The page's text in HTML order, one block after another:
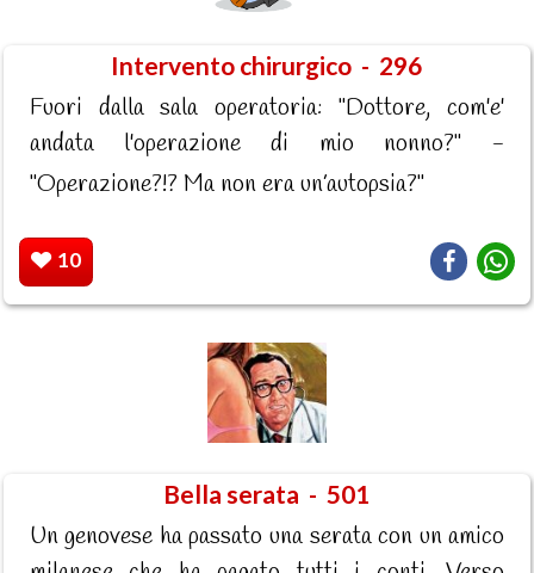
Intervento chirurgico - 296
Fuori dalla sala operatoria: "Dottore, com'e'
andata l'operazione di mio nonno?" -
"Operazione?!? Ma non era un’autopsia?"
10
Bella serata - 501
Un genovese ha passato una serata con un amico